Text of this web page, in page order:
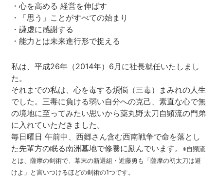
・心を高める 経営を伸ばす
・「思う」ことがすべての始まり
・謙虚に感謝する
・能力とは未来進行形で捉える
私は、平成26年（2014年）6月に社長就任いたしまし
た。
それまでの私は、心を毒する煩悩（三毒）まみれの人生
でした。三毒に負ける弱い自分への克己、素直な心で無
の境地に至ってみたい思いから薬丸野太刀自顕流の門弟
に入れていただきました。
毎日曜日 午前中、西郷さん含む西南戦争で命を落とし
た先輩方の眠る南洲墓地で修養に励んでいます。
※自顕流
とは、薩摩の剣術で、幕末の新選組・近藤勇も「薩摩の初太刀は避
けよ」と言いつけるほどの剣術の1つです。